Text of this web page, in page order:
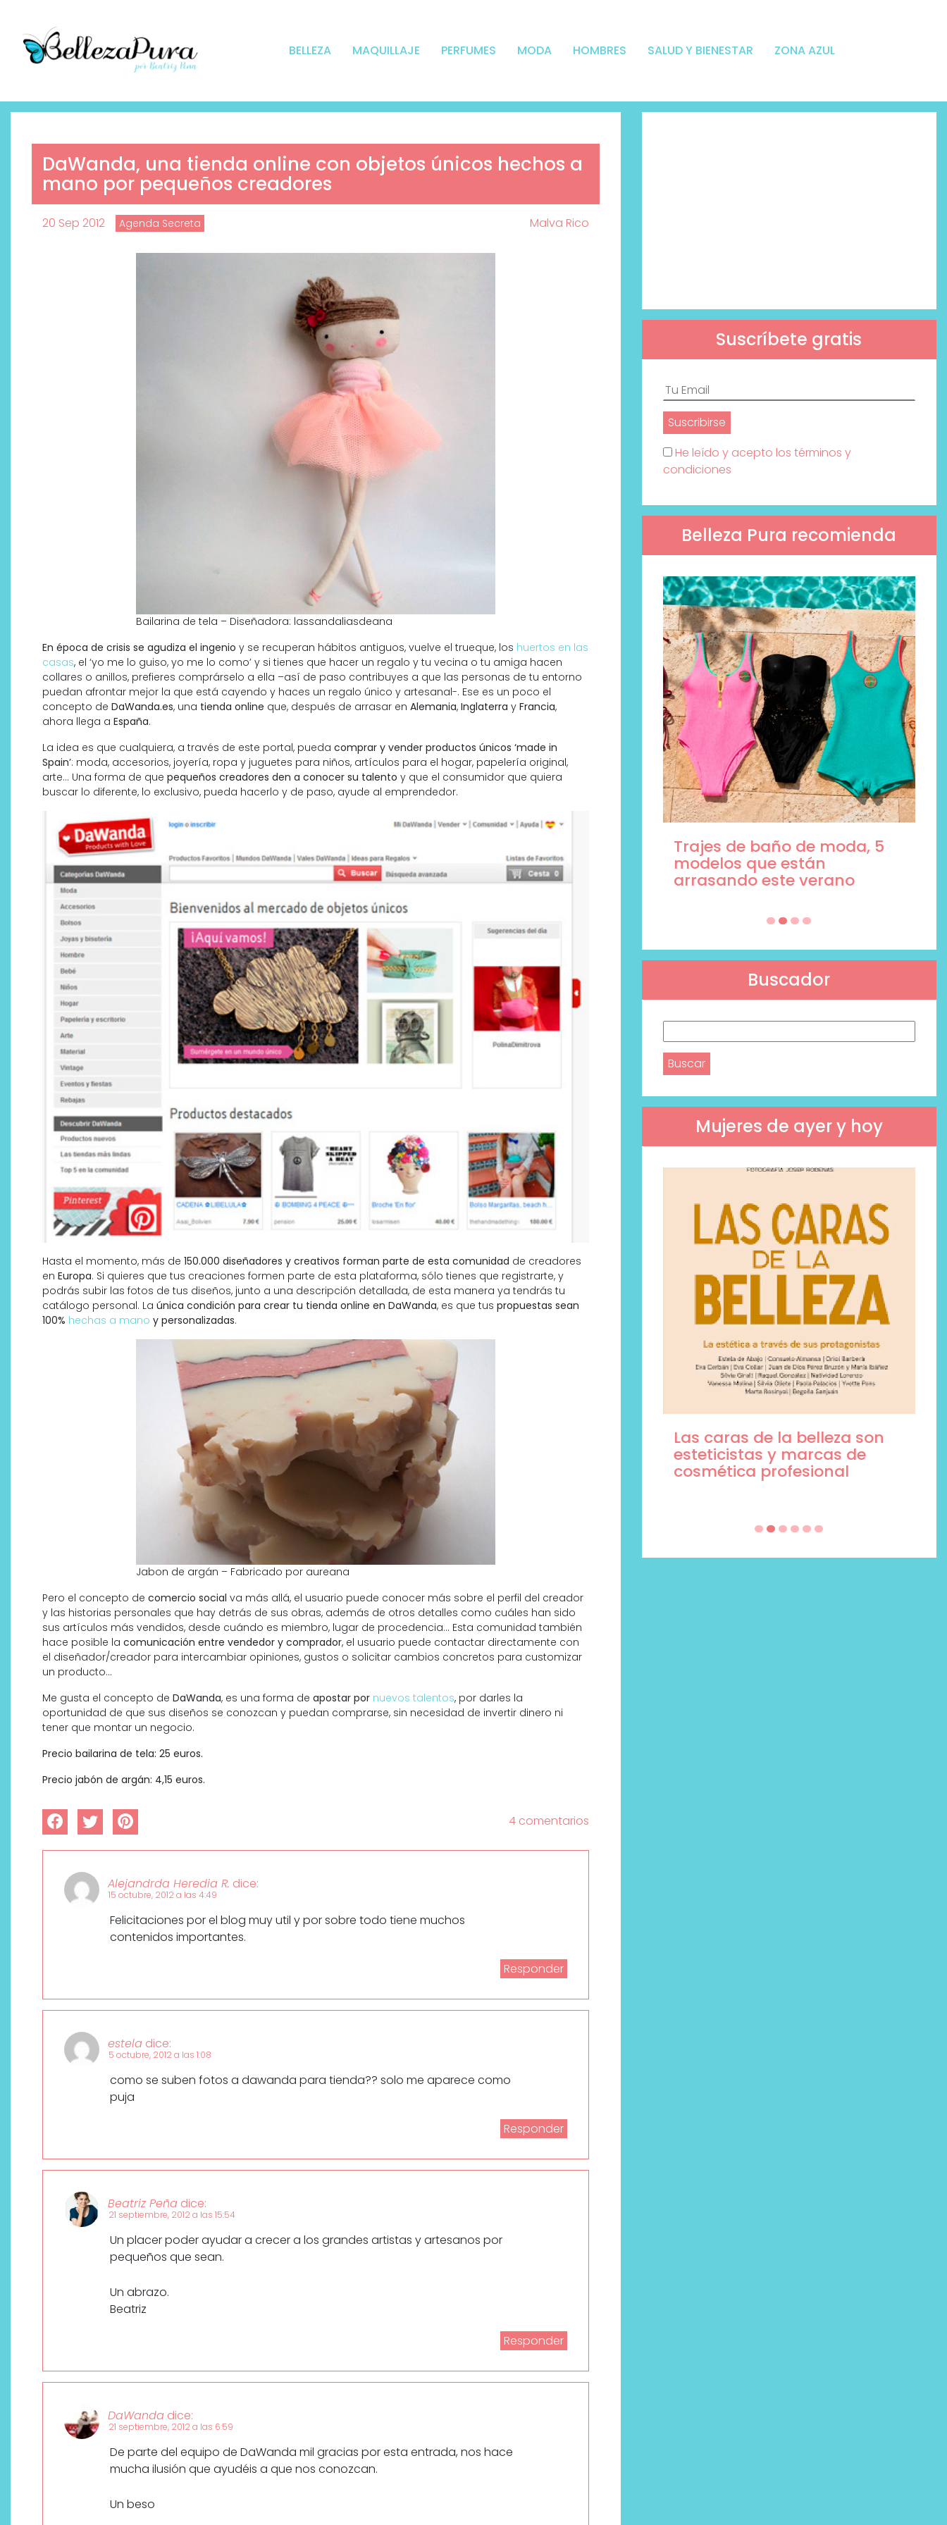
BELLEZA MAQUILLAJE PERFUMES MODA HOMBRES SALUD Y BIENESTAR ZONA AZUL
DaWanda, una tienda online con objetos únicos hechos a
mano por pequeños creadores
20 Sep 2012 Agenda Secreta Malva Rico
Bailarina de tela – Diseñadora: lassandaliasdeana
En época de crisis se agudiza el ingenio y se recuperan hábitos antiguos, vuelve el trueque, los huertos en las
casas, el ‘yo me lo guiso, yo me lo como’ y si tienes que hacer un regalo y tu vecina o tu amiga hacen
collares o anillos, prefieres comprárselo a ella –así de paso contribuyes a que las personas de tu entorno
puedan afrontar mejor la que está cayendo y haces un regalo único y artesanal-. Ese es un poco el
concepto de DaWanda.es, una tienda online que, después de arrasar en Alemania, Inglaterra y Francia,
ahora llega a España.
La idea es que cualquiera, a través de este portal, pueda comprar y vender productos únicos ‘made in
Spain’: moda, accesorios, joyería, ropa y juguetes para niños, artículos para el hogar, papelería original,
arte… Una forma de que pequeños creadores den a conocer su talento y que el consumidor que quiera
buscar lo diferente, lo exclusivo, pueda hacerlo y de paso, ayude al emprendedor.
Hasta el momento, más de 150.000 diseñadores y creativos forman parte de esta comunidad de creadores
en Europa. Si quieres que tus creaciones formen parte de esta plataforma, sólo tienes que registrarte, y
podrás subir las fotos de tus diseños, junto a una descripción detallada, de esta manera ya tendrás tu
catálogo personal. La única condición para crear tu tienda online en DaWanda, es que tus propuestas sean
100% hechas a mano y personalizadas.
Jabon de argán – Fabricado por aureana
Pero el concepto de comercio social va más allá, el usuario puede conocer más sobre el perfil del creador
y las historias personales que hay detrás de sus obras, además de otros detalles como cuáles han sido
sus artículos más vendidos, desde cuándo es miembro, lugar de procedencia… Esta comunidad también
hace posible la comunicación entre vendedor y comprador, el usuario puede contactar directamente con
el diseñador/creador para intercambiar opiniones, gustos o solicitar cambios concretos para customizar
un producto…
Me gusta el concepto de DaWanda, es una forma de apostar por nuevos talentos, por darles la
oportunidad de que sus diseños se conozcan y puedan comprarse, sin necesidad de invertir dinero ni
tener que montar un negocio.
Precio bailarina de tela: 25 euros.
Precio jabón de argán: 4,15 euros.
4 comentarios
Alejandrda Heredia R. dice:
15 octubre, 2012 a las 4:49
Felicitaciones por el blog muy util y por sobre todo tiene muchos
contenidos importantes.
Responder
estela dice:
5 octubre, 2012 a las 1:08
como se suben fotos a dawanda para tienda?? solo me aparece como
puja
Responder
Beatriz Peña dice:
21 septiembre, 2012 a las 15:54
Un placer poder ayudar a crecer a los grandes artistas y artesanos por
pequeños que sean.
Un abrazo.
Beatriz
Responder
DaWanda dice:
21 septiembre, 2012 a las 6:59
De parte del equipo de DaWanda mil gracias por esta entrada, nos hace
mucha ilusión que ayudéis a que nos conozcan.
Un beso
Suscríbete gratis
He leído y acepto los términos y
condiciones
Belleza Pura recomienda
Por qué los bálsamos de CBD
tópico se han convertido en
uno de los productos de
bienestar más buscados
modelos que están
arrasando este verano
NAD+ y Berberina de
WeBotanix, la pareja de
suplementos del verano
Buscador
Mujeres de ayer y hoy
Labeau Organic continúa
apostando por la cosmética
del bienestar
Las caras de la belleza son
esteticistas y marcas de
cosmética profesional
Ni princesas ni dragones:
tres libros escritos por
mujeres para regalar este